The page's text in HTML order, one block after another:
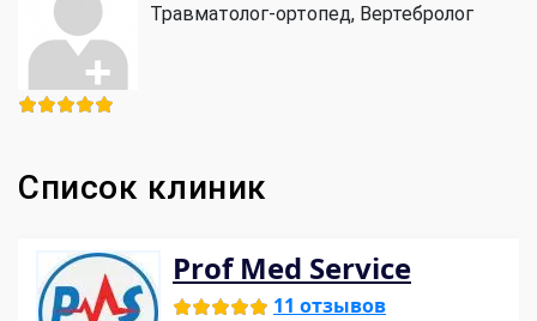
Травматолог-ортопед, Вертебролог
Список клиник
Prof Med Service
11 отзывов